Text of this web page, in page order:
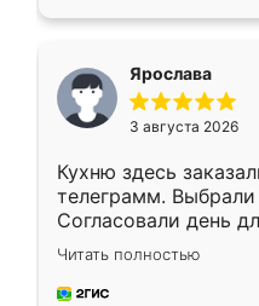
Ярослава
3 августа 2026
Кухню здесь
телеграмм.
Согласовали день
недели кухня была
довольны работой.
мебель за
Читать полностью